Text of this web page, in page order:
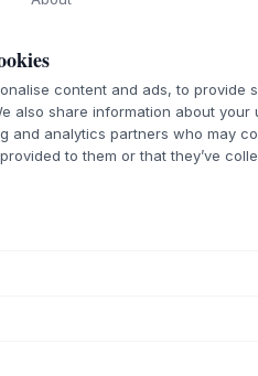
content and ads, to provide
also share information about
and analytics partners who may
to them or that they’ve